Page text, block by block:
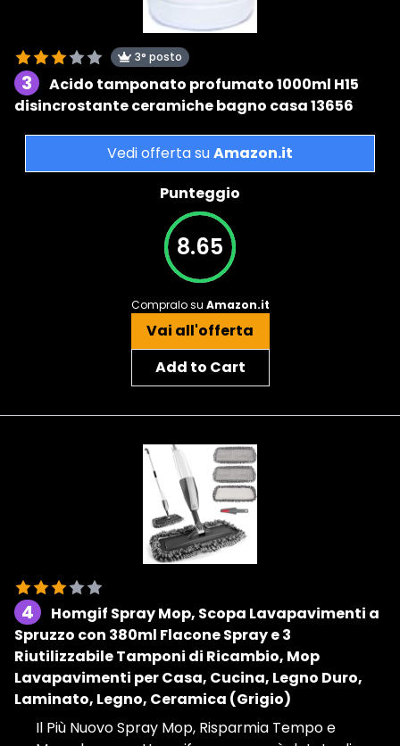
3° posto
3
Acido tamponato profumato 1000ml H15
disincrostante ceramiche bagno casa 13656
Vedi offerta suAmazon.it
Punteggio
8.65
Compralo su Amazon.it
Vai all'offerta
Add to Cart
4
Homgif Spray Mop, Scopa Lavapavimenti a
Spruzzo con 380ml Flacone Spray e 3
Riutilizzabile Tamponi di Ricambio, Mop
Lavapavimenti per Casa, Cucina, Legno Duro,
Laminato, Legno, Ceramica (Grigio)
Il Più Nuovo Spray Mop, Risparmia Tempo e